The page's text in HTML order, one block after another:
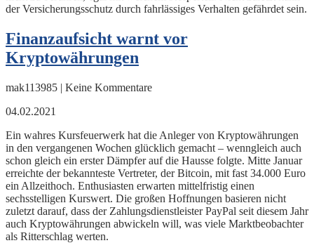
der Versicherungsschutz durch fahrlässiges Verhalten gefährdet sein.
Finanzaufsicht warnt vor
Kryptowährungen
mak113985 | Keine Kommentare
04.02.2021
Ein wahres Kursfeuerwerk hat die Anleger von Kryptowährungen
in den vergangenen Wochen glücklich gemacht – wenngleich auch
schon gleich ein erster Dämpfer auf die Hausse folgte. Mitte Januar
erreichte der bekannteste Vertreter, der Bitcoin, mit fast 34.000 Euro
ein Allzeithoch. Enthusiasten erwarten mittelfristig einen
sechsstelligen Kurswert. Die großen Hoffnungen basieren nicht
zuletzt darauf, dass der Zahlungsdienstleister PayPal seit diesem Jahr
auch Kryptowährungen abwickeln will, was viele Marktbeobachter
als Ritterschlag werten.